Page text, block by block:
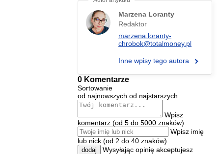
Marzena Loranty
Redaktor
marzena.loranty-
chrobok@totalmoney.pl
Inne wpisy tego autora
0 Komentarze
Sortowanie
od najnowszych od najstarszych
Wpisz
komentarz (od 5 do 5000 znaków)
Wpisz imię
lub nick (od 2 do 40 znaków)
dodaj
Wysyłając opinię akceptujesz